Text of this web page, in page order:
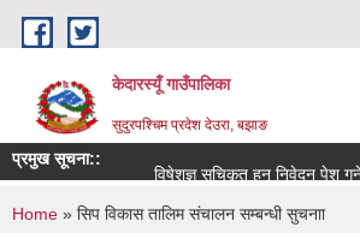
Skip to main content
केदारस्यूँ गाउँपालिका
सुदुरपश्चिम प्रदेश देउरा, बझाङ
प्रमुख सूचना::
विषेशज्ञ सूचिकृत हुन निवेदन पेश गर्ने
You are here
Home » सिप विकास तालिम संचालन सम्बन्धी सुचनाा